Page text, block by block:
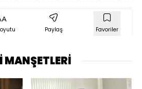
Paylaş Favoriler
MANŞETLERİ